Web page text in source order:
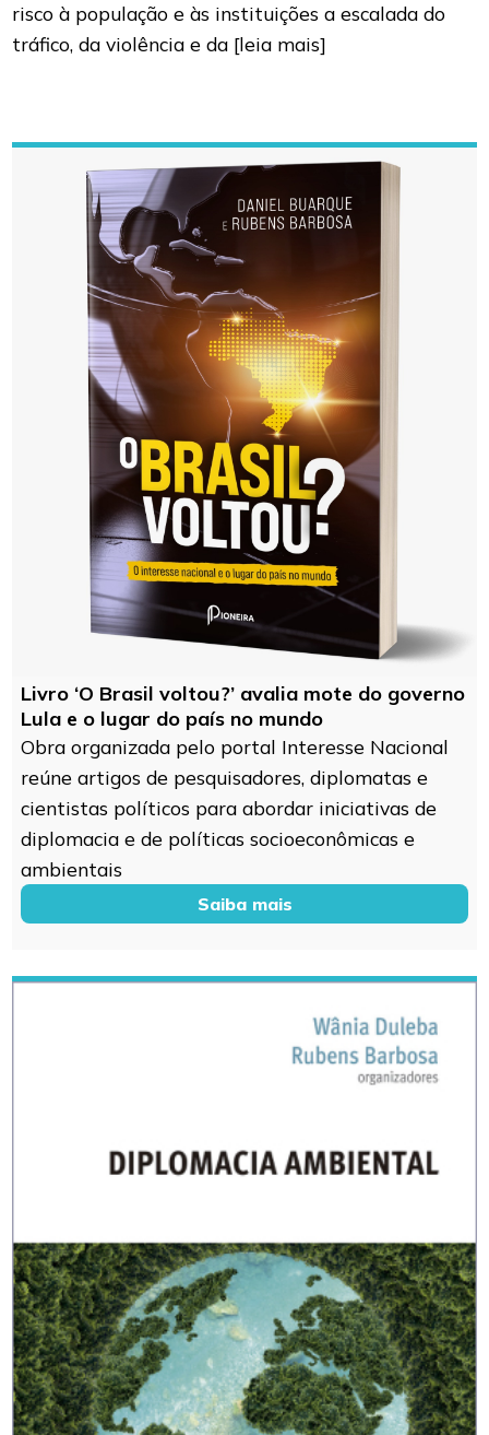
risco à população e às instituições a escalada do
tráfico, da violência e da [leia mais]
Livro ‘O Brasil voltou?’ avalia mote do governo
Lula e o lugar do país no mundo
Obra organizada pelo portal Interesse Nacional
reúne artigos de pesquisadores, diplomatas e
cientistas políticos para abordar iniciativas de
diplomacia e de políticas socioeconômicas e
ambientais
Saiba mais